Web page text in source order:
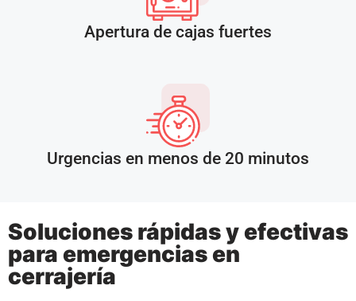
Apertura de cajas fuertes
Urgencias en menos de 20 minutos
Soluciones rápidas y efectivas
para emergencias en
cerrajería